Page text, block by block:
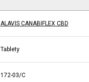
ALAVIS CANABIFLEX CBD
Tablety
172-03/C